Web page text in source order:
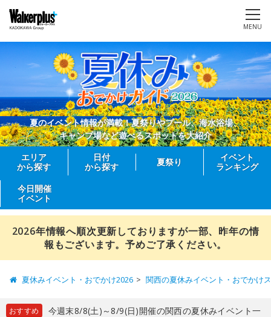
MENU
夏のイベント情報が満載！夏祭りやプール、海水浴場、
キャンプ場など遊べるスポットを大紹介
エリア
から探す
日付
から探す
夏祭り
イベント
ランキング
今日開催
イベント
2026年情報へ順次更新しておりますが一部、昨年の情
報もございます。予めご了承ください。
夏休みイベント・おでかけ2026 関西の夏休みイベント・おでかけ
おすすめ
今週末8/8(土)～8/9(日)開催の関西の夏休みイベント一